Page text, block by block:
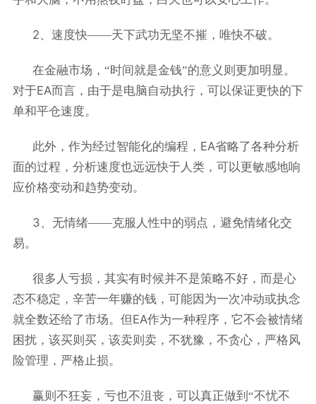
2、速度快——天下武功无坚不摧，唯快不破。
在金融市场，“时间就是金钱”的意义则更加明显。
对于EA而言，由于是电脑自动执行，可以保证更快的下
单和平仓速度。
此外，作为经过智能化的编程， EA省略了各种分析
面的过程，分析速度也远远快于人类，可以更敏感地响
应价格变动和趋势变动。
3、无情绪——克服人性中的弱点，避免情绪化交
易。
很多人亏损，其实有时候并不是策略不好，而是心
态不稳定，辛苦一年赚的钱，可能因为一次冲动或执念
就全数还给了市场。但EA作为一种程序，它不会被情绪
困扰，该买则买，该卖则卖，不犹豫，不贪心，严格风
险管理，严格止损。
赢则不狂妄，亏也不沮丧，可以真正做到“不忧不